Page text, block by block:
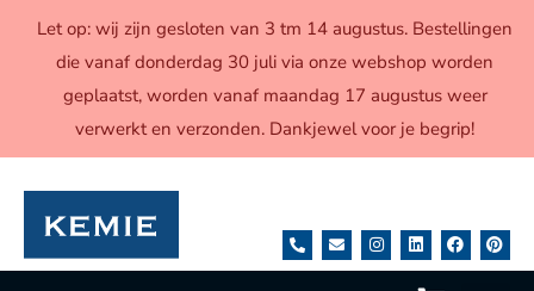
Let op: wij zijn gesloten van 3 tm 14 augustus. Bestellingen
die vanaf donderdag 30 juli via onze webshop worden
geplaatst, worden vanaf maandag 17 augustus weer
verwerkt en verzonden. Dankjewel voor je begrip!